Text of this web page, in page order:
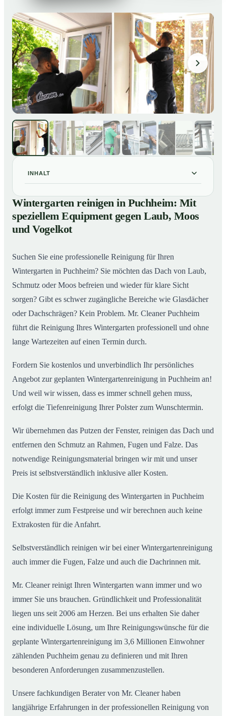
INHALT
Wintergarten reinigen in Puchheim: Mit speziellem
Equipment gegen Laub, Moos und Vogelkot
02 So läuft eine professionelle Reinigung eines
Wintergarten in Puchheim ab
Wintergarten reinigen in Puchheim: Mit
speziellem Equipment gegen Laub, Moos
und Vogelkot
Suchen Sie eine professionelle Reinigung für Ihren
Wintergarten in Puchheim? Sie möchten das Dach von Laub,
Schmutz oder Moos befreien und wieder für klare Sicht
sorgen? Gibt es schwer zugängliche Bereiche wie Glasdächer
oder Dachschrägen? Kein Problem. Mr. Cleaner Puchheim
führt die Reinigung Ihres Wintergarten professionell und ohne
lange Wartezeiten auf einen Termin durch.
Fordern Sie kostenlos und unverbindlich Ihr persönliches
Angebot zur geplanten Wintergartenreinigung in Puchheim an!
Und weil wir wissen, dass es immer schnell gehen muss,
erfolgt die Tiefenreinigung Ihrer Polster zum Wunschtermin.
Wir übernehmen das Putzen der Fenster, reinigen das Dach und
entfernen den Schmutz an Rahmen, Fugen und Falze. Das
notwendige Reinigungsmaterial bringen wir mit und unser
Preis ist selbstverständlich inklusive aller Kosten.
Die Kosten für die Reinigung des Wintergarten in Puchheim
erfolgt immer zum Festpreise und wir berechnen auch keine
Extrakosten für die Anfahrt.
Selbstverständlich reinigen wir bei einer Wintergartenreinigung
auch immer die Fugen, Falze und auch die Dachrinnen mit.
Mr. Cleaner reinigt Ihren Wintergarten wann immer und wo
immer Sie uns brauchen. Gründlichkeit und Professionalität
liegen uns seit 2006 am Herzen. Bei uns erhalten Sie daher
eine individuelle Lösung, um Ihre Reinigungswünsche für die
geplante Wintergartenreinigung im 3,6 Millionen Einwohner
zählenden Puchheim genau zu definieren und mit Ihren
besonderen Anforderungen zusammenzustellen.
Unsere fachkundigen Berater von Mr. Cleaner haben
langjährige Erfahrungen in der professionellen Reinigung von